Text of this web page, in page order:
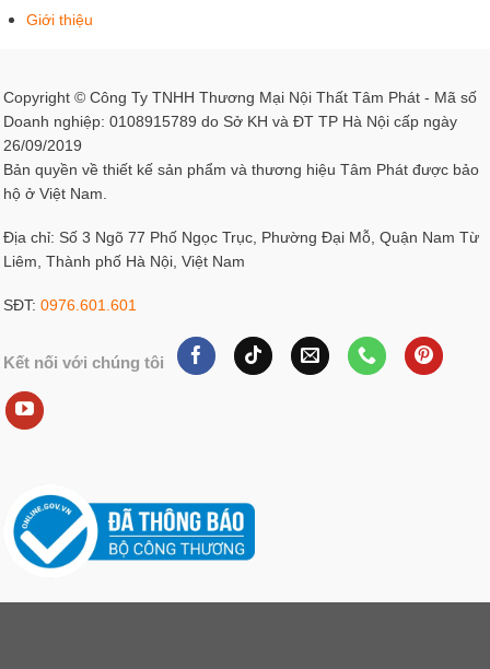
Giới thiệu
Copyright © Công Ty TNHH Thương Mại Nội Thất Tâm Phát - Mã số
Doanh nghiệp: 0108915789 do Sở KH và ĐT TP Hà Nội cấp ngày
26/09/2019
Bản quyền về thiết kế sản phẩm và thương hiệu Tâm Phát được bảo
hộ ở Việt Nam.
Địa chỉ: Số 3 Ngõ 77 Phố Ngọc Trục, Phường Đại Mỗ, Quận Nam Từ
Liêm, Thành phố Hà Nội, Việt Nam
SĐT: 0976.601.601
Kết nối với chúng tôi